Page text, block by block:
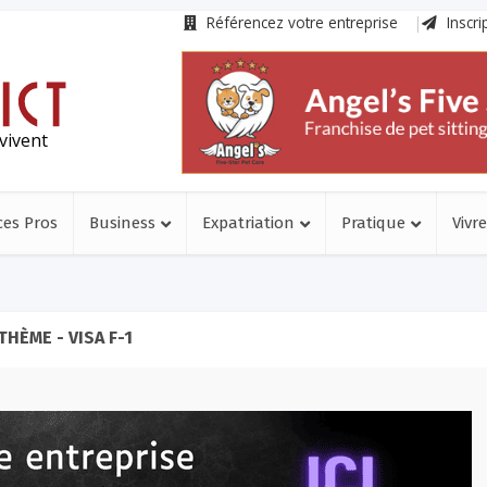
Référencez votre entreprise
Pros Business Expatriation Pratique Vivre
- VISA F-1